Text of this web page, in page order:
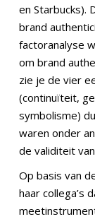
en Starbucks).
brand
factoranalyse
om brand
zie je de vier
(continuïteit,
symbolisme)
waren onder
de validiteit
Op basis van
haar collega’s